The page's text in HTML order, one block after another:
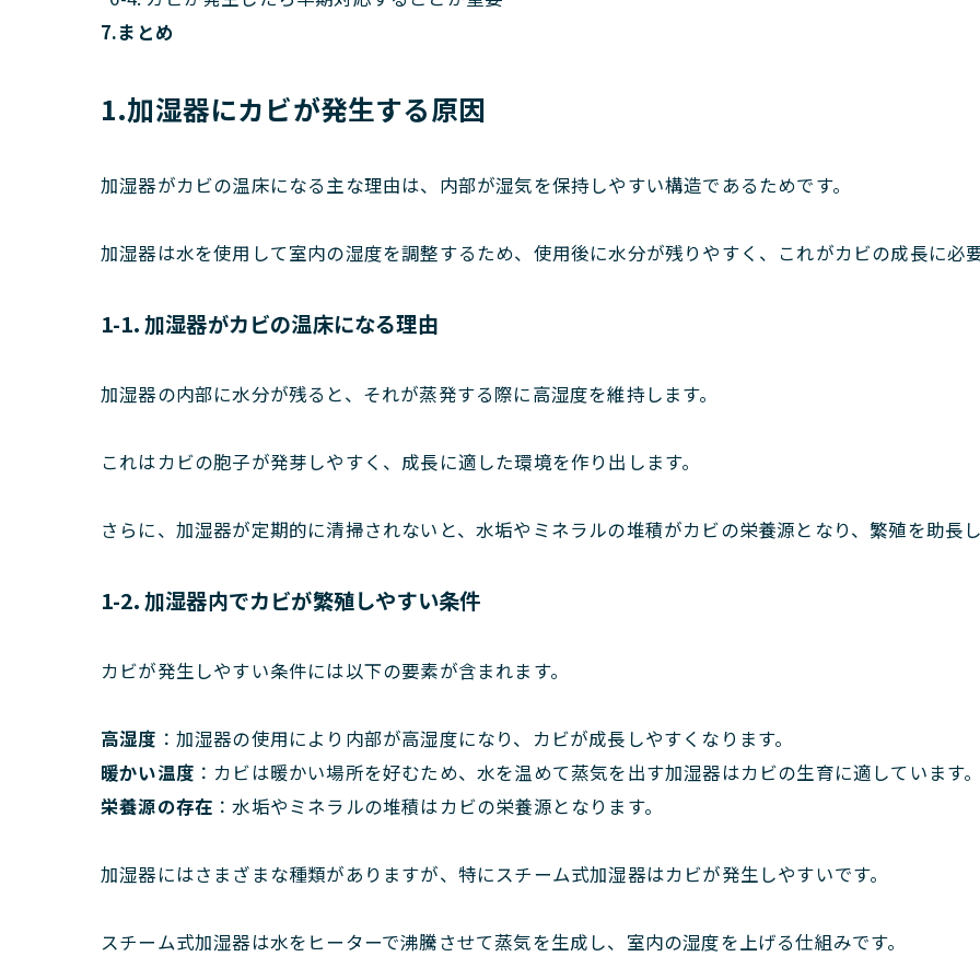
7.まとめ
1.加湿器にカビが発生する原因
加湿器がカビの温床になる主な理由は、内部が湿気を保持しやすい構造であるためです。
加湿器は水を使用して室内の湿度を調整するため、使用後に水分が残りやすく、これがカビの成長に必
1-1. 加湿器がカビの温床になる理由
加湿器の内部に水分が残ると、それが蒸発する際に高湿度を維持します。
これはカビの胞子が発芽しやすく、成長に適した環境を作り出します。
さらに、加湿器が定期的に清掃されないと、水垢やミネラルの堆積がカビの栄養源となり、繁殖を助長し
1-2. 加湿器内でカビが繁殖しやすい条件
カビが発生しやすい条件には以下の要素が含まれます。
高湿度 ：加湿器の使用により内部が高湿度になり、カビが成長しやすくなります。
暖かい温度 ：カビは暖かい場所を好むため、水を温めて蒸気を出す加湿器はカビの生育に適しています。
栄養源の存在 ：水垢やミネラルの堆積はカビの栄養源となります。
加湿器にはさまざまな種類がありますが、特にスチーム式加湿器はカビが発生しやすいです。
スチーム式加湿器は水をヒーターで沸騰させて蒸気を生成し、室内の湿度を上げる仕組みです。